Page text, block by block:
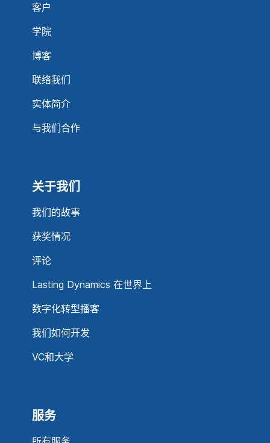
客户
学院
博客
联络我们
实体简介
与我们合作
关于我们
我们的故事
获奖情况
评论
Lasting Dynamics 在世界上
数字化转型播客
我们如何开发
VC和大学
服务